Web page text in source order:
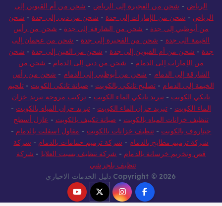
الرياض - شحن من الفجيرة إلى الرياض - شحن من أم القيوين إلى
الرياض - شحن من الإمارات إلى جدة - شحن من دبي إلى جدة - شحن
من أبوظبي إلى جدة - شحن من الشارقة إلى جدة - شحن من رأس
الخيمة الى جدة - شحن من الفجيرة إلى جدة - شحن من عجمان إلى
جدة - شحن من أم القيوين إلى جدة - شحن من العين إلى جدة - شحن
من الإمارات إلى الدمام - شحن من دبي إلى الدمام - شحن من
الشارقة إلى الدمام - شحن من أبوظبي إلى الدمام - شحن من رأس
الخيمة إلى الدمام -تصليح تانكي بالكويت - صيانة تانكي الكويت -تلحيم
تانكي الكويت -تبريد تانكي الماء الكويت - تركيب مروحة تبريد خزان
الماء الكويت -تبريد خزان الماء الكويت - تبريد خزان المياه بالكويت -
تنظيف خزانات المياه بالكويت - صيانة تكييف بالكويت - عازل أسطح
جيتاروف بالكويت -تنظيف خزانات بالكويت - مقاول اسفلت بالدمام -
شركة ترميم مطابخ بالدمام - شركة ترميم حمامات بالدمام - شركة
قص وتخريم خرسانة بالدمام - شركة تنظيف بسبت العلايا - شركة
تنظيف بلجرشي
Copyright © 2026 دليل الخدمات الاخباري